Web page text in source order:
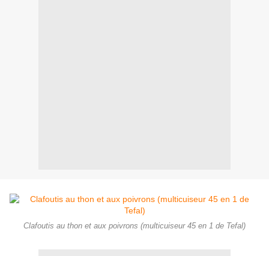
Clafoutis au thon et aux poivrons (multicuiseur 45 en 1 de Tefal)